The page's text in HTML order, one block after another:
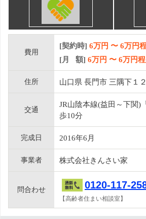
費用
[契約時] 6万円 〜 6万円
[月 額] 6万円 〜 6万円
住所 山口県 長門市 三隅下１
交通
JR山陰本線(益田～下関)
歩10分
完成日 2016年6月
事業者 株式会社きんさい家
問合わせ 0120-117-
【高齢者住まい相談室】